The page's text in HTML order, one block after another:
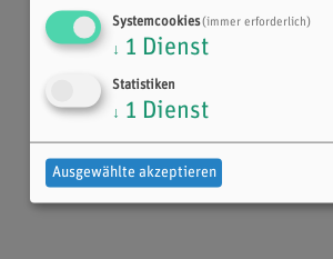
Systemcookies(immer erforderlich)
↓ 1 Dienst
Statistiken
↓ 1 Dienst
Ausgewählte akzeptieren